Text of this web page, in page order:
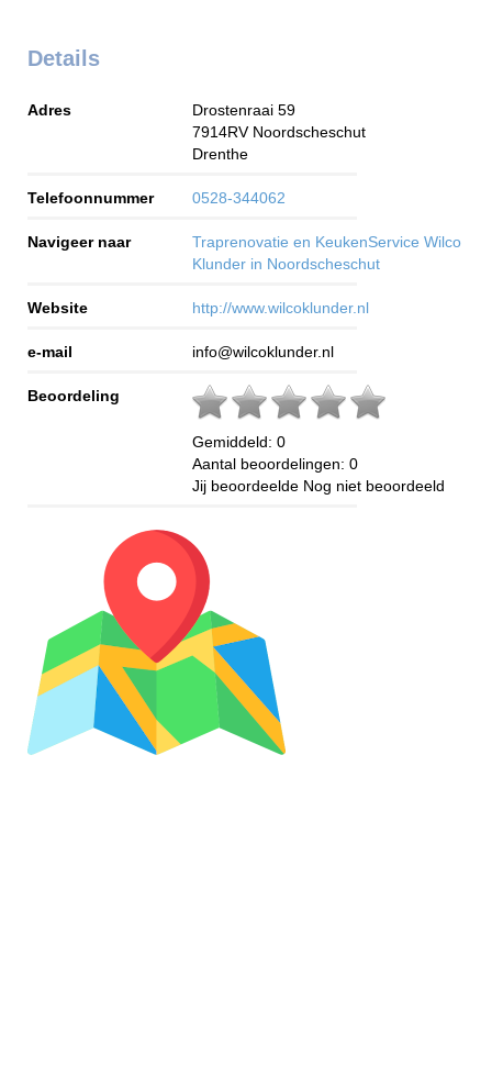
Details
Adres
Drostenraai 59
7914RV Noordscheschut
Drenthe
Telefoonnummer 0528-344062
Navigeer naar
Traprenovatie en KeukenService Wilco
Klunder in Noordscheschut
Website http://www.wilcoklunder.nl
e-mail info@wilcoklunder.nl
Beoordeling
Gemiddeld: 0
Aantal beoordelingen: 0
Jij beoordeelde Nog niet beoordeeld